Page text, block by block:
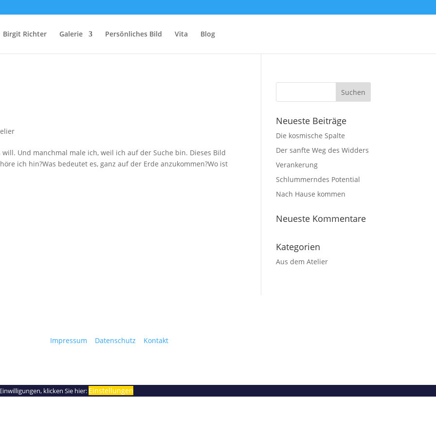
Birgit Richter Galerie Persönliches Bild Vita Blog
Und manchmal male ich, weil ich auf der Suche bin. Dieses Bild
ich hin?Was bedeutet es, ganz auf der Erde anzukommen?Wo ist
Neueste Beiträge
Die kosmische Spalte
Der sanfte Weg des Widders
Verankerung
Schlummerndes Potential
Nach Hause kommen
Neueste Kommentare
Kategorien
Aus dem Atelier
Impressum Datenschutz Kontakt
klicken Sie hier: Einstellungen